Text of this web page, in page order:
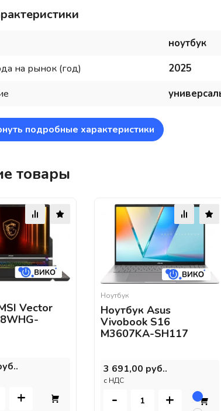
ноутбук
на рынок (год)
2025
подробные характеристики
товары
Vector
+
Ноутбук
Ноутбук Asus
Vivobook S16
M3607KA-SH117
3 691,00 руб..
c НДС
- +